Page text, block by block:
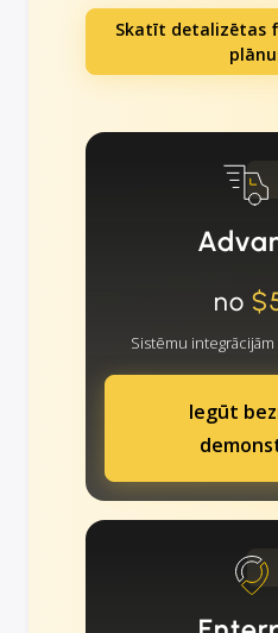
Skatīt detalizētas
no
Sistēmu
Iegūt